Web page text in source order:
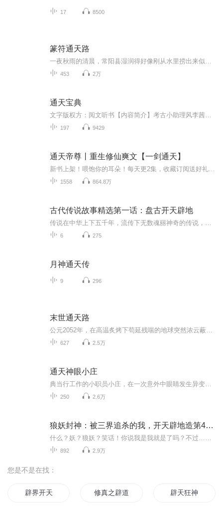
17 8500
篆符通天路
453 2万
通天宝典
197 9429
通天帝尊丨重生修仙爽文【一剑通天】
1558 864.8万
古代传说故事精选第一话：盘古开天辟地
6 275
月神通天传
9 296
末世通天路
627 2.5万
通天神眼小庄
250 2.6万
狼妖封神：被三界追杀的我，开天辟地造第4界｜玄幻
892 2.9万
您是不是在找：
辟界开天 修真之辟道成神 辟天狂神